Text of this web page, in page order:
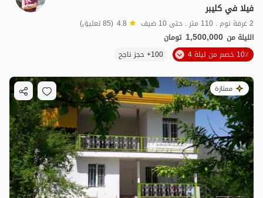
فيلا في كليبر
2 غرفة نوم . 110 متر . حتى 10 ضيف 4.8 (85 تعليق)
الليلة من 1,500,000 تومان
10٪ خصم من ليلة 4
100+ حجز ناجح
ممتازة